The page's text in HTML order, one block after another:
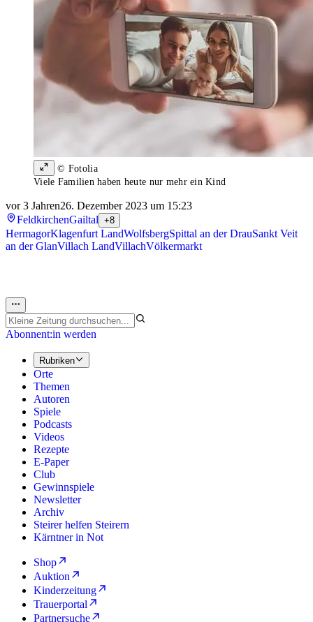
© Fotolia
Viele Familien haben heute nur mehr ein Kind
vor 3 Jahren26. Dezember 2023 um 15:23
FeldkirchenGailtal +8
HermagorKlagenfurt LandWolfsbergSpittal an der DrauSankt Veit
an der GlanVillach LandVillachVölkermarkt
Abonnent:in werden
Rubriken
Orte
Themen
Autoren
Spiele
Podcasts
Videos
Rezepte
E-Paper
Club
Gewinnspiele
Newsletter
Archiv
Steirer helfen Steirern
Kärntner in Not
Shop
Auktion
Kinderzeitung
Trauerportal
Partnersuche